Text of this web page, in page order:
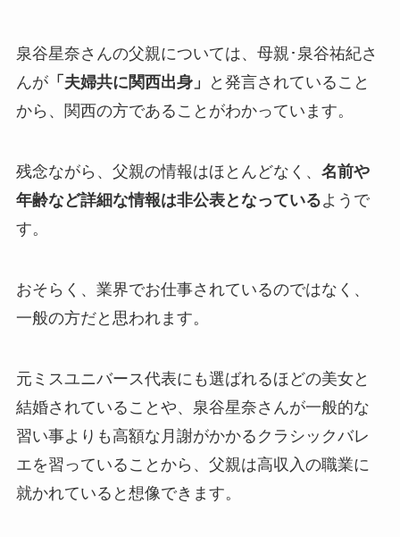
泉谷星奈さんの父親については、母親･泉谷祐紀さ
んが「夫婦共に関西出身」
と発言されていること
から、関西の方であることがわかっています。
残念ながら、父親の情報はほとんどなく、 名前や
年齢など詳細な情報は非公表となっているようで
す。
おそらく、業界でお仕事されているのではなく、
一般の方だと思われます。
元ミスユニバース代表にも選ばれるほどの美女と
結婚されていることや、泉谷星奈さんが一般的な
習い事よりも高額な月謝がかかるクラシックバレ
エを習っていることから、父親は高収入の職業に
就かれていると想像できます。